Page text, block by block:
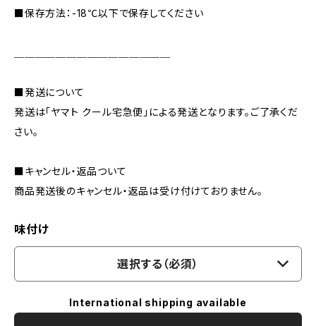
■保存方法：-18℃以下で保存してください
■発送について
発送は「ヤマト クール宅急便」による発送となります。ご了承くだ
さい。
■キャンセル・返品ついて
商品発送後のキャンセル・返品は受け付けておりません。
味付け
選択する（必須）
International shipping available